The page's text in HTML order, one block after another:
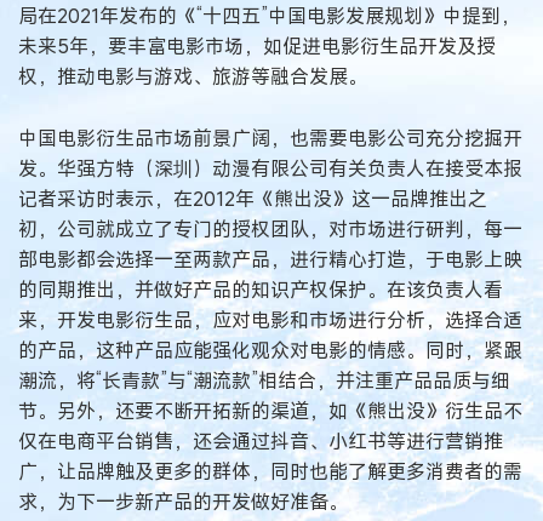
局在2021年发布的《“十四五”中国电影发展规划》中提到，
未来5年，要丰富电影市场，如促进电影衍生品开发及授
权，推动电影与游戏、旅游等融合发展。
中国电影衍生品市场前景广阔，也需要电影公司充分挖掘开
发。华强方特（深圳）动漫有限公司有关负责人在接受本报
记者采访时表示，在2012年《熊出没》这一品牌推出之
初，公司就成立了专门的授权团队，对市场进行研判，每一
部电影都会选择一至两款产品，进行精心打造，于电影上映
的同期推出，并做好产品的知识产权保护。在该负责人看
来，开发电影衍生品，应对电影和市场进行分析，选择合适
的产品，这种产品应能强化观众对电影的情感。同时，紧跟
潮流，将“长青款”与“潮流款”相结合，并注重产品品质与细
节。另外，还要不断开拓新的渠道，如《熊出没》衍生品不
仅在电商平台销售，还会通过抖音、小红书等进行营销推
广，让品牌触及更多的群体，同时也能了解更多消费者的需
求，为下一步新产品的开发做好准备。